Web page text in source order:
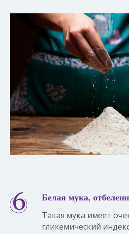
Белая мука,
Такая мука имеет
гликемический